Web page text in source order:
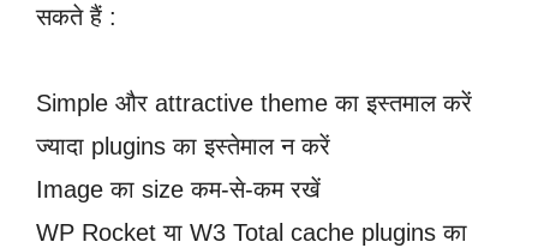
सकते हैं :
Simple और attractive theme का इस्तमाल करें
ज्यादा plugins का इस्तेमाल न करें
Image का size कम-से-कम रखें
WP Rocket या W3 Total cache plugins का